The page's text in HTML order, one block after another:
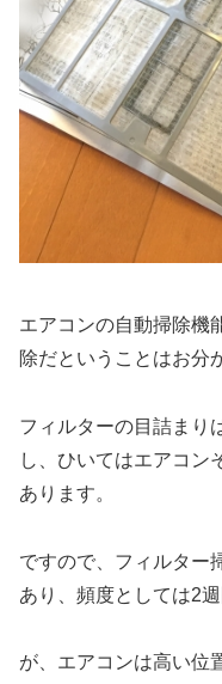
エアコンの自動掃除機
除だということはお分
フィルターの目詰まり
し、ひいてはエアコン
あります。
ですので、フィルター
あり、頻度としては2
が、エアコンは高い位